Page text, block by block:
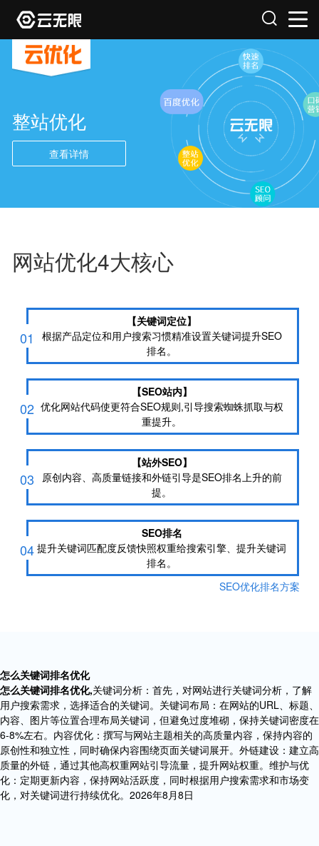
整站优化
查看详情
网站优化4大核心
01
【关键词定位】
根据产品定位和用户搜索习惯精准设置关键词提升SEO
排名。
02
【SEO站内】
优化网站代码使更符合SEO规则,引导搜索蜘蛛抓取与权
重提升。
03
【站外SEO】
原创内容、高质量链接和外链引导是SEO排名上升的前
提。
04
SEO排名
提升关键词匹配度反馈快照权重给搜索引擎、提升关键词
排名。
SEO优化排名方案
怎么关键词排名优化
怎么关键词排名优化,关键词分析：首先，对网站进行关键词分析，了解
用户搜索需求，选择适合的关键词。关键词布局：在网站的URL、标题、
内容、图片等位置合理布局关键词，但避免过度堆砌，保持关键词密度在
6-8%左右。内容优化：撰写与网站主题相关的高质量内容，保持内容的
原创性和独立性，同时确保内容围绕页面关键词展开。外链建设：建立高
质量的外链，通过其他高权重网站引导流量，提升网站权重。维护与优
化：定期更新内容，保持网站活跃度，同时根据用户搜索需求和市场变
化，对关键词进行持续优化。2026年8月8日